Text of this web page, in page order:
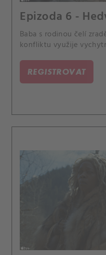
Epizoda 6 -
Baba s rodinou čelí
konfliktu využije
REGISTROVAT